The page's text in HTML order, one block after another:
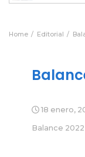
Home Editorial
18 enero,
Balance 2022